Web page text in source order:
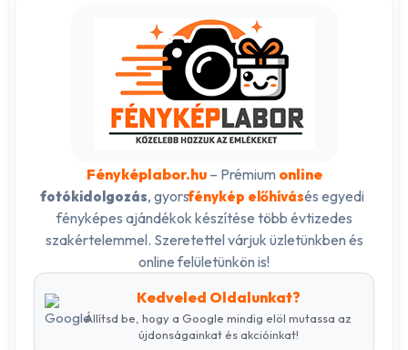
Fényképlabor.hu– Prémium online
fotókidolgozás, gyorsfénykép előhívásés egyedi
fényképes ajándékok készítése több évtizedes
szakértelemmel. Szeretettel várjuk üzletünkben és
online felületünkön is!
Kedveled Oldalunkat?
Állítsd be, hogy a Google mindig elöl mutassa az
újdonságainkat és akcióinkat!